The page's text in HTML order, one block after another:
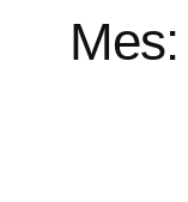
Mes: